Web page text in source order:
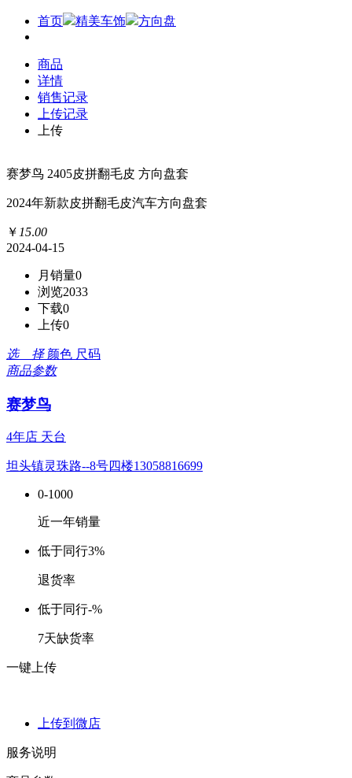
首页 精美车饰 方向盘
商品
详情
销售记录
上传记录
上传
赛梦鸟 2405皮拼翻毛皮 方向盘套
2024年新款皮拼翻毛皮汽车方向盘套
￥ 15.00
2024-04-15
月销量0
浏览2033
下载0
上传0
选 择 颜色 尺码
商品参数
赛梦鸟
4年店 天台
坦头镇灵珠路--8号四楼13058816699
0-1000
近一年销量
低于同行3%
退货率
低于同行-%
7天缺货率
一键上传
上传到微店
服务说明